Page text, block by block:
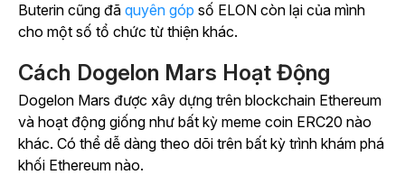
Buterin cũng đã quyên góp số ELON còn lại của mình
cho một số tổ chức từ thiện khác.
Cách Dogelon Mars Hoạt Động
Dogelon Mars được xây dựng trên blockchain Ethereum
và hoạt động giống như bất kỳ meme coin ERC20 nào
khác. Có thể dễ dàng theo dõi trên bất kỳ trình khám phá
khối Ethereum nào.